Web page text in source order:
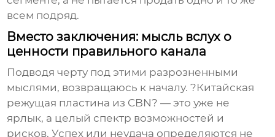
всем подряд.
Вместо заключения: мысль вслух о
ценности правильного канала
Подводя черту под этими разрозненными
мыслями, возвращаюсь к началу. ?Китайская
режущая пластина из CBN? — это уже не
ярлык, а целый спектр возможностей и
рисков. Успех или неудача определяются не